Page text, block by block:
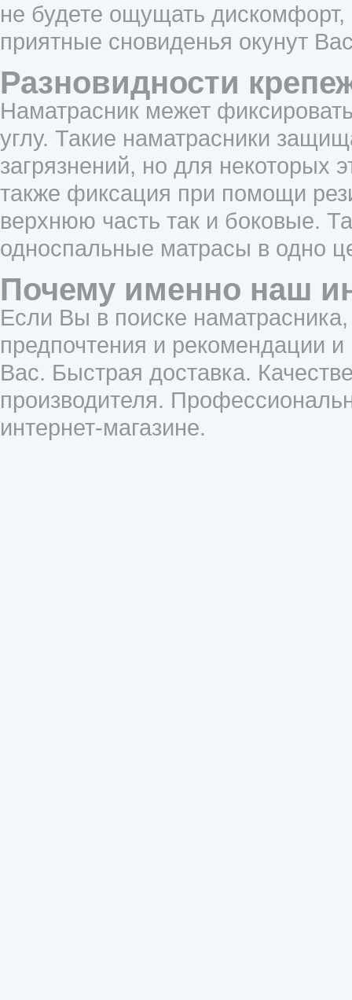
не будете ощущать
приятные сновиденья окунут
Разновидности
Наматрасник межет
углу. Такие наматрасники
загрязнений, но для некоторых
также фиксация при помощи
верхнюю часть так и боковые.
односпальные матрасы в одно
Почему именно наш
Если Вы в поиске
предпочтения и рекомендации
Вас. Быстрая доставка.
производителя.
интернет-магазине.